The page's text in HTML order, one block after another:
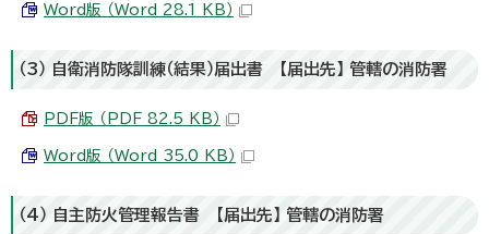
Word版 （Word 28.1 KB）
（3） 自衛消防隊訓練（結果）届出書 【届出先】 管轄の消防署
PDF版 （PDF 82.5 KB）
Word版 （Word 35.0 KB）
（4） 自主防火管理報告書 【届出先】 管轄の消防署